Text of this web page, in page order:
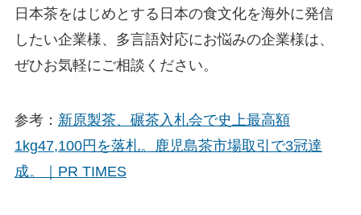
日本茶をはじめとする日本の食文化を海外に発信
したい企業様、多言語対応にお悩みの企業様は、
ぜひお気軽にご相談ください。
参考： 新原製茶、碾茶入札会で史上最高額
1kg47,100円を落札。鹿児島茶市場取引で3冠達
成。｜PR TIMES